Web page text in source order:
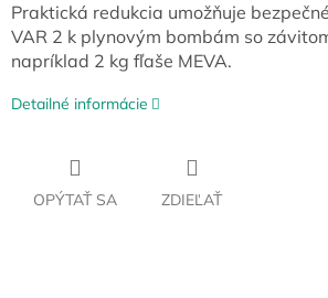
Praktická redukcia umožňuje
VAR 2 k plynovým bombám so
napríklad 2 kg fľaše MEVA.
Detailné informácie
OPÝTAŤ SA ZDIEĽAŤ